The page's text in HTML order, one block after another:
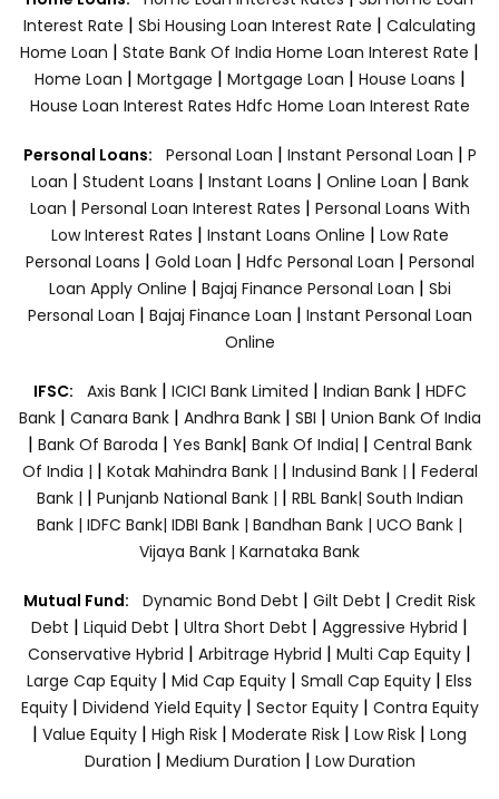
Interest Rate | Sbi Housing Loan Interest Rate | Calculating
Home Loan | State Bank Of India Home Loan Interest Rate |
Home Loan | Mortgage | Mortgage Loan | House Loans |
House Loan Interest Rates Hdfc Home Loan Interest Rate
Personal Loans: Personal Loan | Instant Personal Loan | P
Loan | Student Loans | Instant Loans | Online Loan | Bank
Loan | Personal Loan Interest Rates | Personal Loans With
Low Interest Rates | Instant Loans Online | Low Rate
Personal Loans | Gold Loan | Hdfc Personal Loan | Personal
Loan Apply Online | Bajaj Finance Personal Loan | Sbi
Personal Loan | Bajaj Finance Loan | Instant Personal Loan
Online
IFSC: Axis Bank | ICICI Bank Limited | Indian Bank | HDFC
Bank| Canara Bank | Andhra Bank| SBI | Union Bank Of India
| Bank Of Baroda | Yes Bank| Bank Of India| | Central Bank
Of India | | Kotak Mahindra Bank | | Indusind Bank | | Federal
Bank | | Punjanb National Bank | | RBL Bank| South Indian
Bank | IDFC Bank| IDBI Bank | Bandhan Bank | UCO Bank |
Vijaya Bank | Karnataka Bank
Mutual Fund: Dynamic Bond Debt | Gilt Debt | Credit Risk
Debt | Liquid Debt | Ultra Short Debt | Aggressive Hybrid |
Conservative Hybrid | Arbitrage Hybrid | Multi Cap Equity |
Large Cap Equity | Mid Cap Equity | Small Cap Equity | Elss
Equity| Dividend Yield Equity| Sector Equity | Contra Equity
| Value Equity | High Risk | Moderate Risk | Low Risk | Long
Duration | Medium Duration | Low Duration